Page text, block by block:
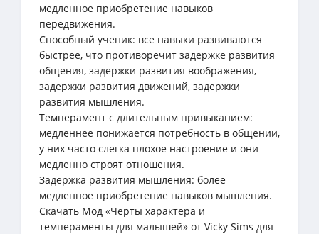
медленное приобретение навыков
передвижения.
Способный ученик: все навыки развиваются
быстрее, что противоречит задержке развития
общения, задержки развития воображения,
задержки развития движений, задержки
развития мышления.
Темперамент с длительным привыканием:
медленнее понижается потребность в общении,
у них часто слегка плохое настроение и они
медленно строят отношения.
Задержка развития мышления: более
медленное приобретение навыков мышления.
Скачать Мод «Черты характера и
темпераменты для малышей» от Vicky Sims для